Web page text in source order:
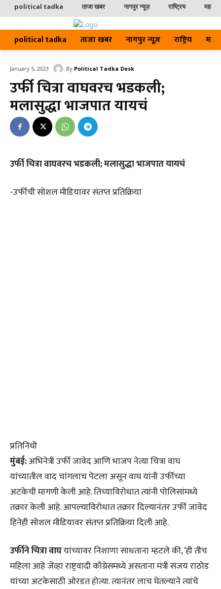
political tadka ताजा खबर नागपुर न्यूज़ राष्ट्रिय
political tadka ताजा खबर नागपुर न्यूज़ राष्ट्रिय
January 5, 2023 By Political Tadka Desk
उर्फी चित्रा वाघवरच भडकली;
मलासुद्धा भाजपात यायचं
उर्फी चित्रा वाघवरच भडकली; मलासुद्धा भाजपात यायचं
-उर्फीची सोशल मीडियावर संतप्त प्रतिक्रिया
प्रतिनिधी
मुंबई:अभिनेत्री उर्फी जावेद आणि भाजप नेत्या चित्रा वाघ
यांच्यातील वाद चांगलाच पेटला असून वाघ यांनी उर्फीच्या
अटकेची मागणी केली आहे. तिच्याविरोधात त्यांनी पोलिसांमध्ये
तक्रार केली आहे. आपल्याविरोधात तक्रार दिल्यानंतर उर्फी जावेद
हिनेही सोशल मीडियावर संतप्त प्रतिक्रिया दिली आहे.
उर्फीने चित्रा वाघयांच्यावर निशाणा साधताना म्हटले की, ‘ही तीच
महिला आहे जेंव्हा राष्ट्रवादी काँग्रेसमध्ये असताना मंत्री संजय राठोड
यांच्या अटकेसाठी ओरडत होत्या. त्यानंतर लाच घेतल्याने त्यांचे